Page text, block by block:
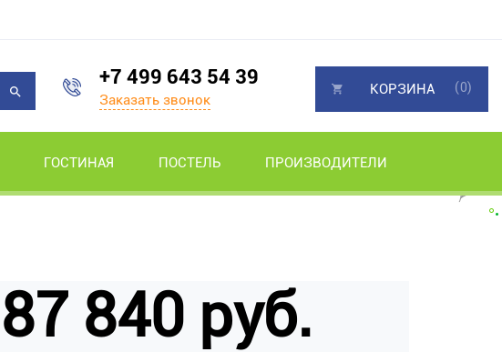
+7 499 643 54 39
Заказать звонок
ГОСТИНАЯ ПОСТЕЛЬ ПРОИЗВОДИТЕЛИ
КОРЗИНА (0)
87 840 руб.